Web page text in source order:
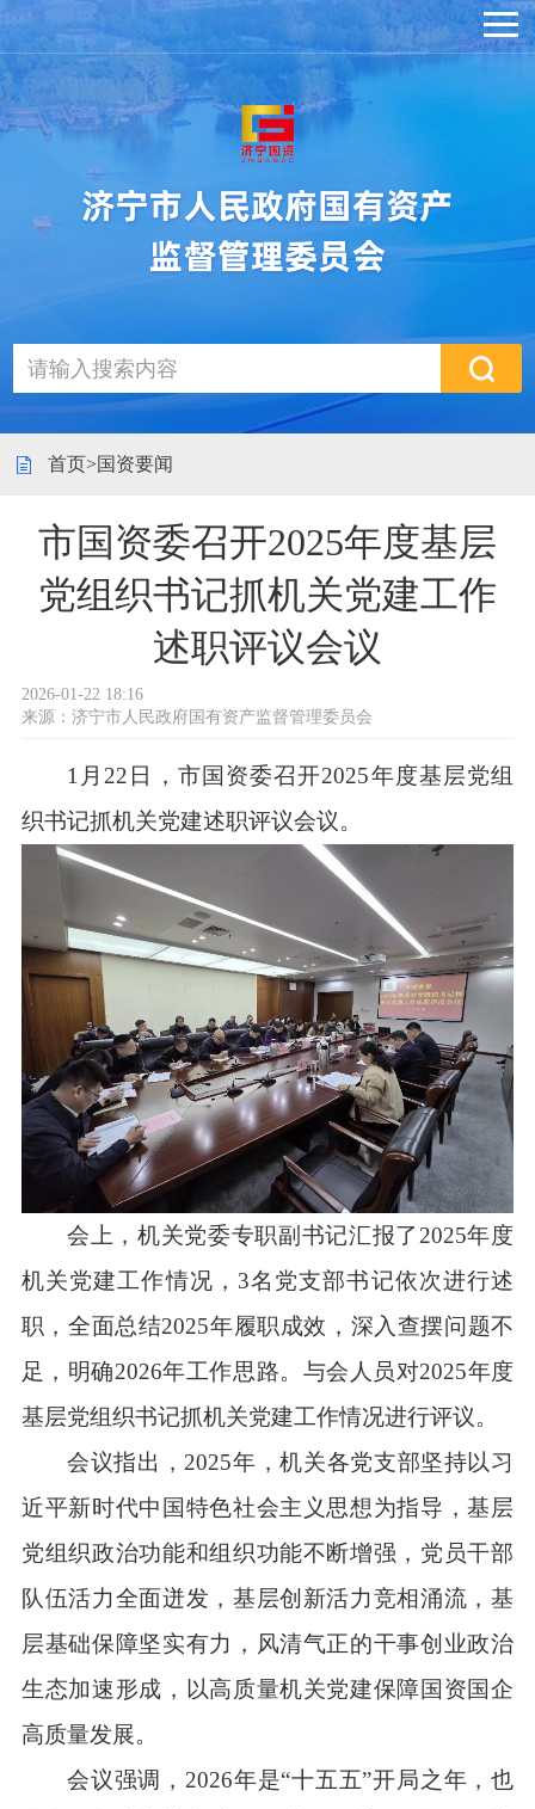
首页>国资要闻
市国资委召开2025年度基层
党组织书记抓机关党建工作
述职评议会议
2026-01-22 18:16
来源： 济宁市人民政府国有资产监督管理委员会
1月22日，市国资委召开2025年度基层党组
织书记抓机关党建述职评议会议。
会上，机关党委专职副书记汇报了2025年度
机关党建工作情况，3名党支部书记依次进行述
职，全面总结2025年履职成效，深入查摆问题不
足，明确2026年工作思路。与会人员对2025年度
基层党组织书记抓机关党建工作情况进行评议。
会议指出，2025年，机关各党支部坚持以习
近平新时代中国特色社会主义思想为指导，基层
党组织政治功能和组织功能不断增强，党员干部
队伍活力全面迸发，基层创新活力竞相涌流，基
层基础保障坚实有力，风清气正的干事创业政治
生态加速形成，以高质量机关党建保障国资国企
高质量发展。
会议强调，2026年是“十五五”开局之年，也